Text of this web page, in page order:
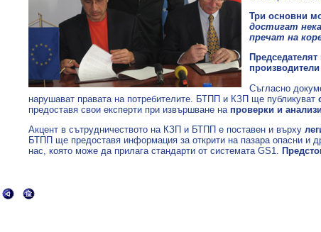
Три основни
достигат
пречат на
Съгласно
нарушават правата на потребителите. БТПП и КЗП ще публикуват
предоставя свои експерти при извършване на проверки и анализи
Акцент в сътрудничеството на КЗП и БТПП е поставен и върху
БТПП ще предоставя информация за открити на пазара опасни и
нас, която може да прилага стандарти от системата GS1.